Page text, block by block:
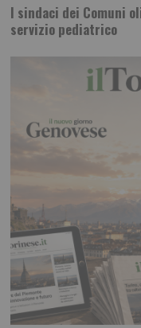
I sindaci dei Comuni
servizio pediatrico